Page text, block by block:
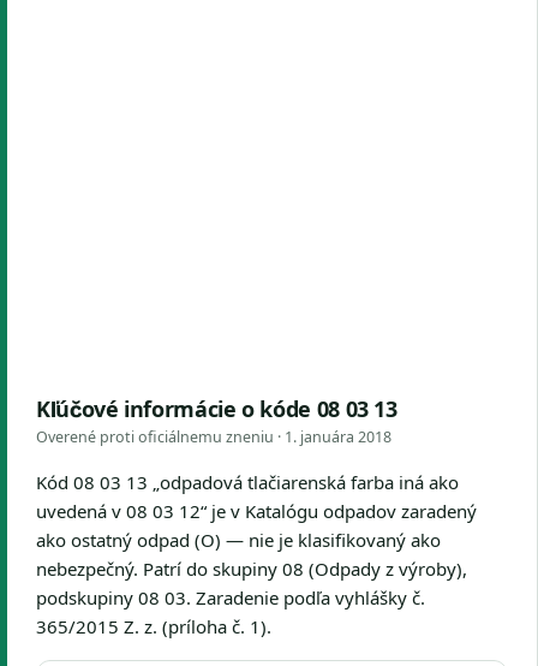
Kľúčové informácie o kóde 08 03 13
Overené proti oficiálnemu zneniu · 1. januára 2018
Kód 08 03 13 „odpadová tlačiarenská farba iná ako
uvedená v 08 03 12“ je v Katalógu odpadov zaradený
ako ostatný odpad (O) — nie je klasifikovaný ako
nebezpečný. Patrí do skupiny 08 (Odpady z výroby),
podskupiny 08 03. Zaradenie podľa vyhlášky č.
365/2015 Z. z. (príloha č. 1).